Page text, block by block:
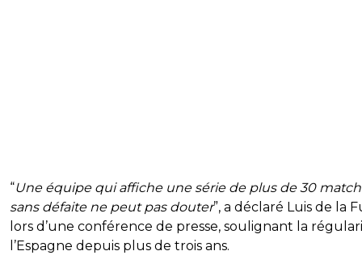
“Une équipe qui affiche une série de plus de 30
sans défaite ne peut pas douter”, a déclaré Luis de la
lors d’une conférence de presse, soulignant la
l’Espagne depuis plus de trois ans.